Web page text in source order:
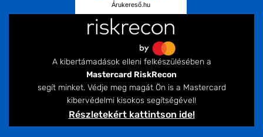
Árukereső.hu
A kibertámadások elleni felkészülésében a
Mastercard RiskRecon
segít minket. Védje meg magát Ön is a Mastercard
kibervédelmi kisokos segítségével!
Részletekért kattintson ide!